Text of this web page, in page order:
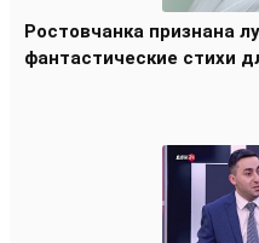
Ростовчанка признана
фантастические стихи